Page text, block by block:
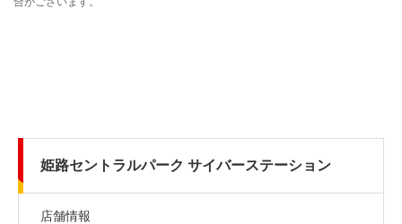
姫路セントラルパーク サイバーステーション
店舗情報